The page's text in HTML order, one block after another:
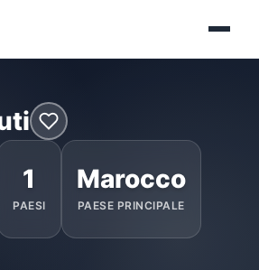
1
PAESI
Marocco
PAESE PRINCIPALE